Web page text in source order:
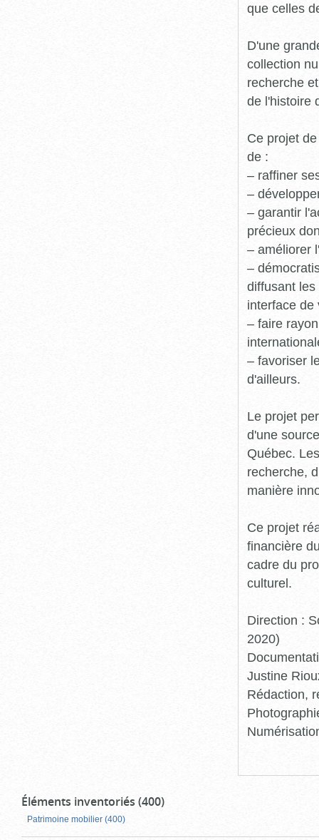
que celles
D'une
collection
recherche
de l'histoire
Ce projet
de :
– raffiner
–
– garantir
précieux
– améliorer
–
diffusant
interface de
– faire
– favoriser
d'ailleurs.
Le projet
d'une
Québec.
recherche,
manière
Ce projet
financière
cadre du
culturel.
Direction :
2020)
Justine
Rédaction,
Éléments inventoriés (400)
Patrimoine mobilier (400)